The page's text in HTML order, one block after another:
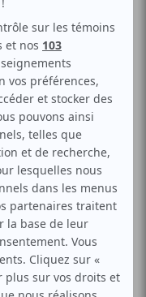
une offre promo
VOUS
des Foo Fighters
chaque solo et
perfection pour un